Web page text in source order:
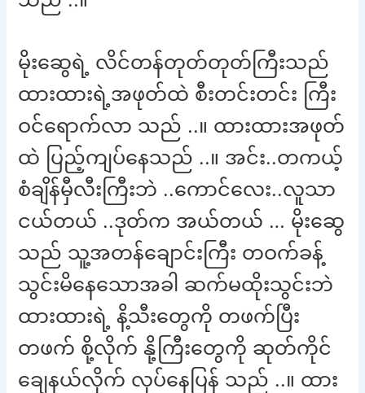
မိုးဆွေရဲ့ လိင်တန်တုတ်တုတ်ကြီးသည်
ထားထားရဲ့အဖုတ်ထဲ စီးတင်းတင်း ကြီး
ဝင်ရောက်လာ သည် ..။ ထားထားအဖုတ်
ထဲ ပြည့်ကျပ်နေသည် ..။ အင်း..တကယ့်
စံချိန်မှီလီးကြီးဘဲ ..ကောင်လေး..လူသာ
ငယ်တယ် ..ဒုတ်က အယ်တယ် … မိုးဆွေ
သည် သူ့အတန်ချောင်းကြီး တဝက်ခန့်
သွင်းမိနေသောအခါ ဆက်မထိုးသွင်းဘဲ
ထားထားရဲ့ နိ့သီးတွေကို တဖက်ပြီး
တဖက် စို့လိုက် နို့ကြီးတွေကို ဆုတ်ကိုင်
ချေနယ်လိုက် လုပ်နေပြန် သည် ..။ ထား